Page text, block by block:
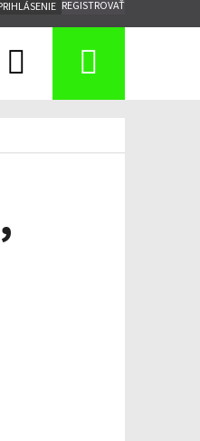
REGISTROVAŤ
Hľadať